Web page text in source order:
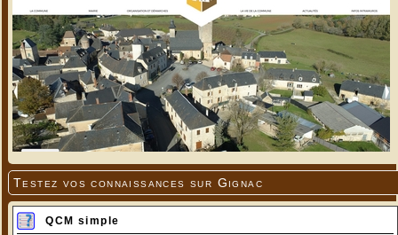
Testez vos connaissances sur Gignac
QCM simple